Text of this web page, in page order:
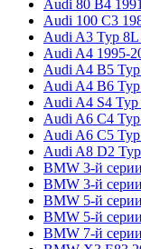
Audi 80 B4
Audi 100 C3
Audi A3 Typ 8L
Audi A4 1995-
Audi A4 B5
Audi A4 B6
Audi A4 S4
Audi A6 C4
Audi A6 C5
Audi A8 D2
BMW 3-й
BMW 3-й
BMW 5-й
BMW 5-й
BMW 7-й